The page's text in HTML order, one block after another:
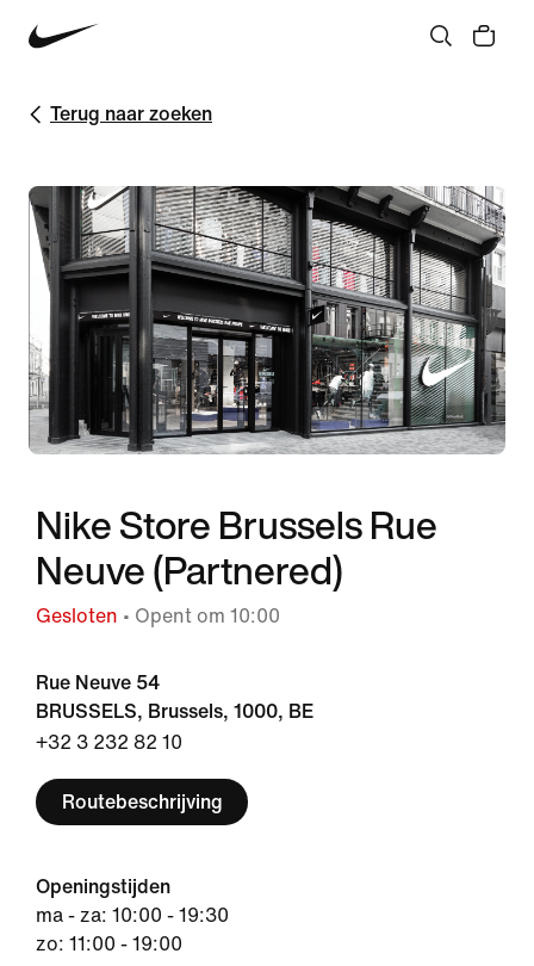
Terug naar zoeken
Nike Store Brussels Rue
Neuve (Partnered)
Gesloten • Opent om 10:00
Rue Neuve 54
BRUSSELS, Brussels, 1000, BE
+32 3 232 82 10
Routebeschrijving
Openingstijden
ma - za: 10:00 - 19:30
zo: 11:00 - 19:00